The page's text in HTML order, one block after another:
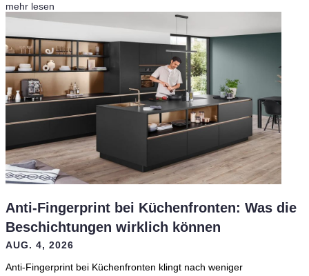
mehr lesen
Anti-Fingerprint bei Küchenfronten: Was die
Beschichtungen wirklich können
AUG. 4, 2026
Anti-Fingerprint bei Küchenfronten klingt nach weniger